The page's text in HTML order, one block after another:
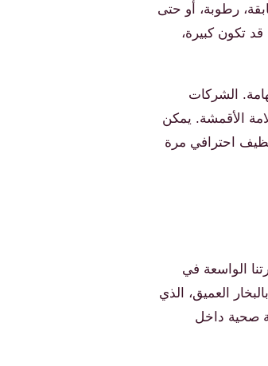
رطوبة، أو حتى
تكون كبيرة،
الشركات
الأقمشة. يمكن
احترافي مرة
الواسعة في
العميق، الذي
مهم جدًا للحفاظ على بيئة صحية داخل